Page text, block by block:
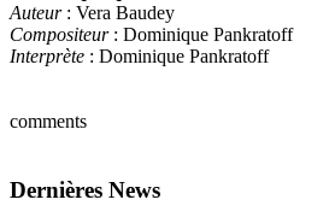
Auteur: Vera Baudey
Compositeur: Dominique Pankratoff
Interprète : Dominique Pankratoff
comments
Dernières News